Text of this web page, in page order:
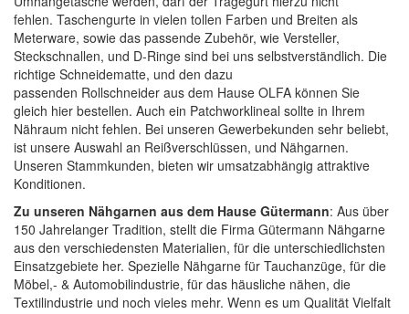
fehlen. Taschengurte in vielen tollen Farben und Breiten als
Meterware, sowie das passende Zubehör, wie Versteller,
Steckschnallen, und D-Ringe sind bei uns selbstverständlich. Die
richtige Schneidematte, und den dazu
passenden Rollschneider aus dem Hause OLFA können Sie
gleich hier bestellen. Auch ein Patchworklineal sollte in Ihrem
Nähraum nicht fehlen. Bei unseren Gewerbekunden sehr beliebt,
ist unsere Auswahl an Reißverschlüssen, und Nähgarnen.
Unseren Stammkunden, bieten wir umsatzabhängig attraktive
Konditionen.
Zu unseren Nähgarnen aus dem Hause Gütermann: Aus über
150 Jahrelanger Tradition, stellt die Firma Gütermann Nähgarne
aus den verschiedensten Materialien, für die unterschiedlichsten
Einsatzgebiete her. Spezielle Nähgarne für Tauchanzüge, für die
Möbel,- & Automobilindustrie, für das häusliche nähen, die
Textilindustrie und noch vieles mehr. Wenn es um Qualität Vielfalt